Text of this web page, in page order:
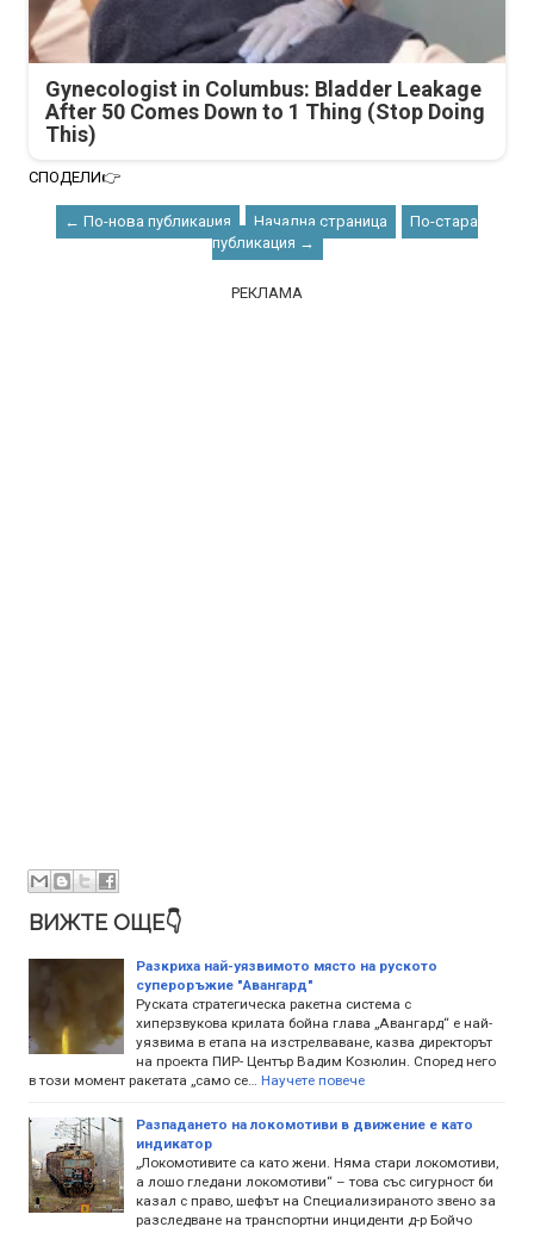
Gynecologist in Columbus: Bladder Leakage
After 50 Comes Down to 1 Thing (Stop Doing
This)
СПОДЕЛИ👉
← По-нова публикация Начална страница
По-стара
публикация →
РЕКЛАМА
ВИЖТЕ ОЩЕ👇
Разкриха най-уязвимото място на руското
супероръжие "Авангард"
Руската стратегическа ракетна система с
хиперзвукова крилата бойна глава „Авангард“ е най-
уязвима в етапа на изстрелваване, казва директорът
на проекта ПИР- Център Вадим Козюлин. Според него
в този момент ракетата „само се…
Научете повече
Разпадането на локомотиви в движение е като
индикатор
„Локомотивите са като жени. Няма стари локомотиви,
а лошо гледани локомотиви“ – това със сигурност би
казал с право, шефът на Специализираното звено за
разследване на транспортни инциденти д-р Бойчо